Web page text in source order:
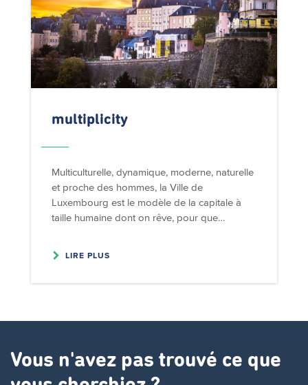
multiplicity
Multiculturelle, dynamique, moderne, naturelle
et proche des hommes, la Ville de
Luxembourg est le modèle de la capitale à
taille humaine dont on rêve, pour que…
LIRE PLUS
Vous n'avez pas trouvé ce que